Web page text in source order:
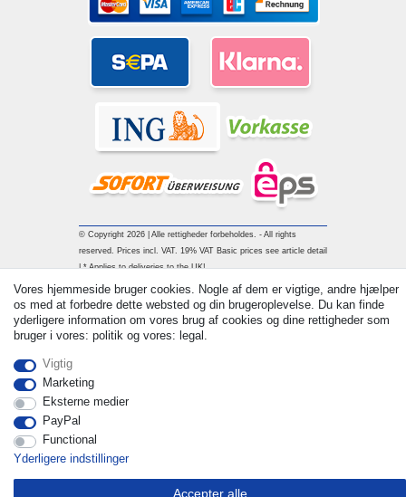
© Copyright 2026 | Alle rettigheder forbeholdes. - All rights
reserved. Prices incl. VAT. 19% VAT Basic prices see article detail
| * Applies to deliveries to the UK!
Vores hjemmeside bruger cookies. Nogle af dem er vigtige, andre hjælper
os med at forbedre dette websted og din brugeroplevelse. Du kan finde
yderligere information om vores brug af cookies og dine rettigheder som
bruger i vores: politik og vores: legal.
Vigtig
Marketing
Eksterne medier
PayPal
Functional
Yderligere indstillinger
Accepter alle
Withdraw from contract here Kontakt